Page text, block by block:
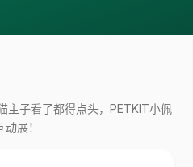
主子看了都得点头，PETKIT小佩
展！